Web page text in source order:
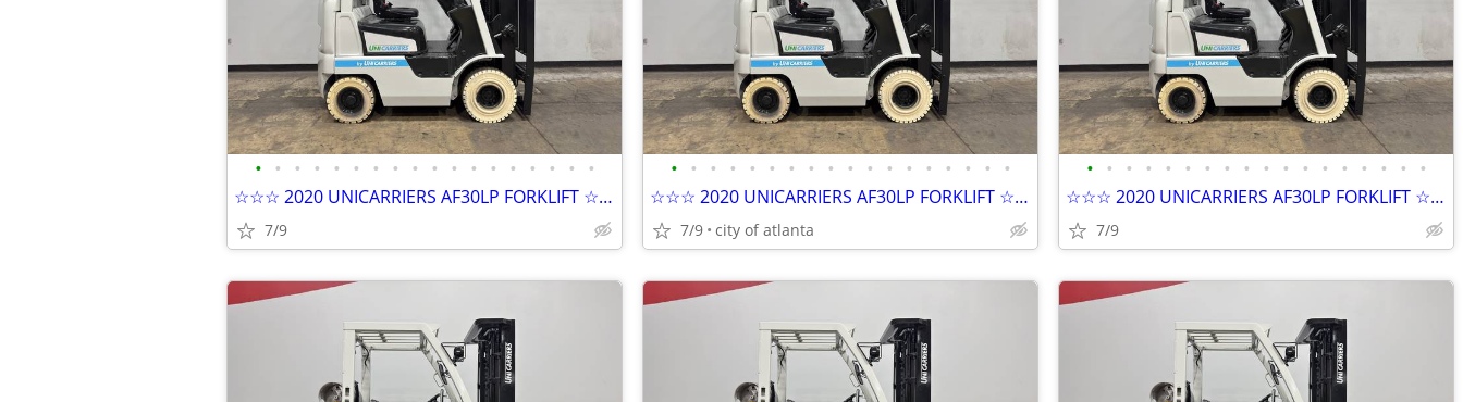
• • • • • • • • • • • • • • • • • •
☆☆☆ 2020 UNICARRIERS AF30LP FORKLIFT ☆☆☆
7/9
• • • • • • • • • • • • • • • • • •
☆☆☆ 2020 UNICARRIERS AF30LP FORKLIFT ☆☆☆
7/9 city of atlanta
• • • • • • • • • • • • • • • • • •
☆☆☆ 2020 UNICARRIERS AF30LP FORKLIFT ☆☆☆
7/9